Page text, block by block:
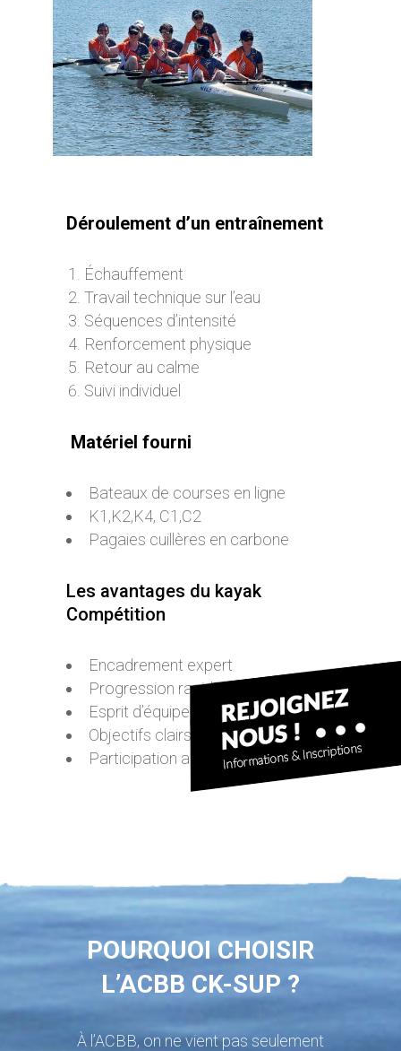
Déroulement d’un entraînement
Échauffement
Travail technique sur l’eau
Séquences d’intensité
Renforcement physique
Retour au calme
Suivi individuel
Matériel fourni
Bateaux de courses en ligne
K1,K2,K4, C1,C2
Pagaies cuillères en carbone
Les avantages du kayak
Compétition
Encadrement expert
Progression rapide
Esprit d’équipe
Objectifs clairs
Participation aux compétitions
POURQUOI CHOISIR
L’ACBB CK-SUP ?
À l’ACBB, on ne vient pas seulement